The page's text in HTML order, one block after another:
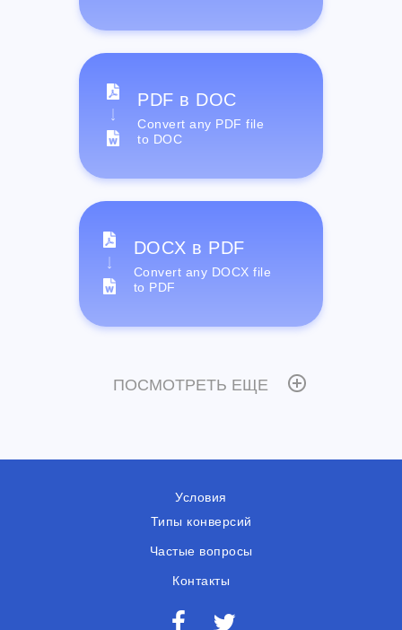
PDF в DOC
Convert any PDF file
to DOC
DOCX в PDF
Convert any DOCX file
to PDF
ПОСМОТРЕТЬ ЕЩЕ
Условия
Типы конверсий
Частые вопросы
Контакты